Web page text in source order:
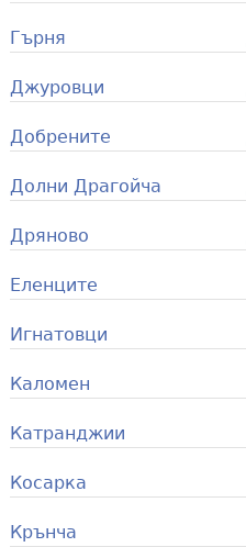
Гърня
Джуровци
Добрените
Долни Драгойча
Дряново
Еленците
Игнатовци
Каломен
Катранджии
Косарка
Крънча